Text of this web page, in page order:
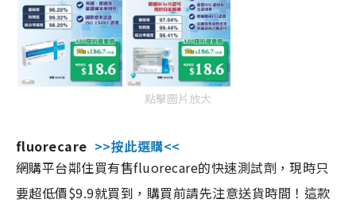
點擊圖片放大
fluorecare >>按此選購<<
網購平台鄰住買有售fluorecare的快速測試劑，現時只
要超低價$9.9就買到，購買前請先注意送貨時間！這款